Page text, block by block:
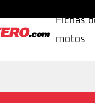
Fichas
motos